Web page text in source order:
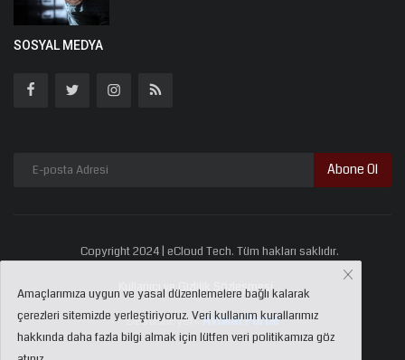
SOSYAL MEDYA
Abone Ol
Copyright 2024 | eCloud Tech. Tüm hakları saklıdır.
Kullanıcı ve Gizlilik Sözleşmesi
Destekleyen:Avukat Portal
Amaçlarımıza uygun ve yasal düzenlemelere bağlı kalarak
çerezleri sitemizde yerleştiriyoruz. Veri kullanım kurallarımız
hakkında daha fazla bilgi almak için lütfen veri politikamıza göz